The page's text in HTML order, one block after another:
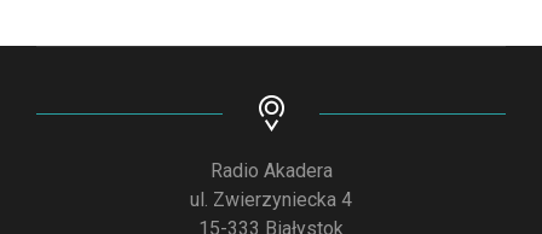
Radio Akadera
ul. Zwierzyniecka 4
15-333 Białystok